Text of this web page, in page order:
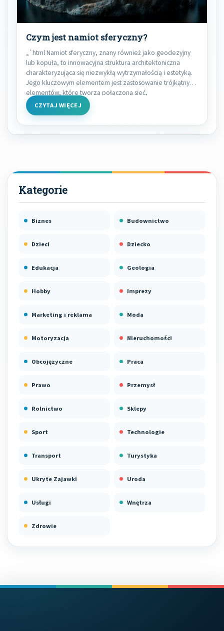
Czym jest namiot sferyczny?
„`html Namiot sferyczny, znany również jako geodezyjny
lub kopuła, to innowacyjna struktura architektoniczna
charakteryzująca się niezwykłą wytrzymałością i estetyką.
Jego kluczowym elementem jest zastosowanie trójkątnych
elementów, które tworzą połączoną sieć,
CZYTAJ WIĘCEJ
Biznes Budownictwo
Dzieci Dziecko
Edukacja Geologia
Hobby Imprezy
Marketing i reklama Moda
Motoryzacja Nieruchomości
Obcojęzyczne Praca
Prawo Przemysł
Rolnictwo Sklepy
Sport Technologie
Transport Turystyka
Ukryte Zajawki Uroda
Usługi Wnętrza
Zdrowie